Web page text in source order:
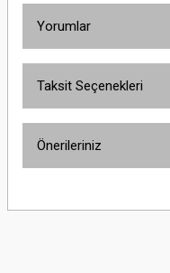
Yorumlar
Taksit Seçenekleri
Önerileriniz
yetersiz gördüğünüz